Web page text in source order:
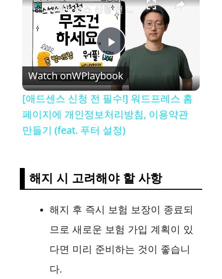
P
l
a
V
i
d
[애드센스 신청 전 필수!] 워드프레스 홈페이지에 개인정보처리방침, 이용약관 만들기 (feat. 푸터 설정)
Watch onWPlaybook
[애드센스 신청 전 필수!] 워드프레스 홈
페이지에 개인정보처리방침, 이용약관
만들기 (feat. 푸터 설정)
해지 시 고려해야 할 사항
해지 후 즉시 보험 보장이 종료되
므로 새로운 보험 가입 계획이 있
다면 미리 준비하는 것이 좋습니
다.